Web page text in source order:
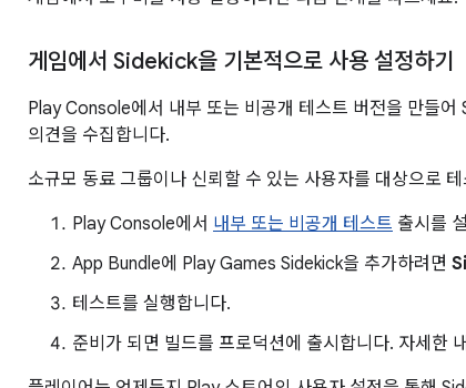
게임에서 Sidekick을 기본적으로 사용 설정하기
Play Console에서 내부 또는 비공개 테스트 버전을 만들
의견을 수집합니다.
소규모 동료 그룹이나 신뢰할 수 있는 사용자를 대상으로
Play Console에서 내부 또는 비공개 테스트 출시를
App Bundle에 Play Games Sidekick을 추가하려면
테스트를 실행합니다.
준비가 되면 빌드를 프로덕션에 출시합니다. 자세한